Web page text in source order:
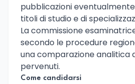
pubblicazioni
titoli di studio e di
La commissione
secondo le procedure
una comparazione analitica
pervenuti.
Come candidarsi